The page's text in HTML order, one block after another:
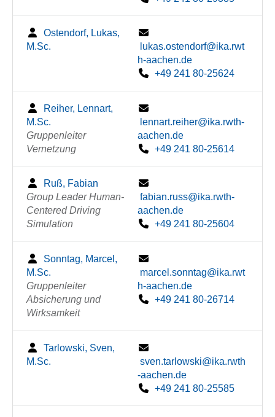
Ostendorf, Lukas,
M.Sc.
lukas.ostendorf@ika.rwt
h-aachen.de
+49 241 80-25624
Reiher, Lennart,
M.Sc.
Gruppenleiter
Vernetzung
lennart.reiher@ika.rwth-
aachen.de
+49 241 80-25614
Ruß, Fabian
Group Leader Human-
Centered Driving
Simulation
fabian.russ@ika.rwth-
aachen.de
+49 241 80-25604
Sonntag, Marcel,
M.Sc.
Gruppenleiter
Absicherung und
Wirksamkeit
marcel.sonntag@ika.rwt
h-aachen.de
+49 241 80-26714
Tarlowski, Sven,
M.Sc.
sven.tarlowski@ika.rwth
-aachen.de
+49 241 80-25585